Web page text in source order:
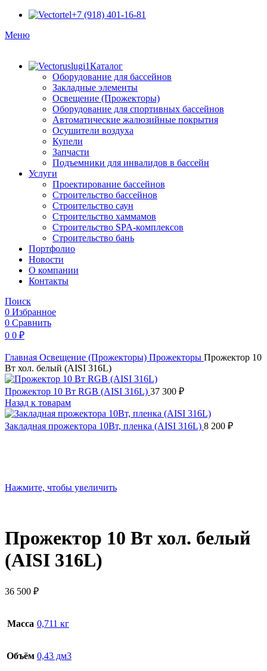
+7 (918) 401-16-81
Меню
Каталог
Оборудование для бассейнов
Закладные элементы
Освещение (Прожекторы)
Оборудование для спортивных бассейнов
Автоматические жалюзийные покрытия
Осушители воздуха
Купели
Запчасти
Подъемники для инвалидов в бассейн
Услуги
Проектирование бассейнов
Строительство бассейнов
Строительство саун
Строительство хаммамов
Строительство SPA-комплексов
Строительство бань
Портфолио
Новости
O компании
Контакты
Поиск
0 Избранное
0 Сравнить
0 0 ₽
Главная Освещение (Прожекторы) Прожекторы Прожектор 10
Вт хол. белый (AISI 316L)
Прожектор 10 Вт RGB (AISI 316L) 37 300 ₽
Назад к товарам
Закладная прожектора 10Вт, пленка (AISI 316L) 8 200 ₽
Нажмите, чтобы увеличить
Прожектор 10 Вт хол. белый
(AISI 316L)
36 500 ₽
Масса 0,711 кг
Объём 0,43 дм3